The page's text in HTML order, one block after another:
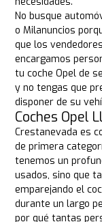
No busque
o Milanuncios
que los
encargamos
tu coche Opel de
y no tengas que
disponer de su
Coches Opel
Crestanevada es
de primera
tenemos un
usados, sino que
emparejando el
durante un largo
por qué tantas